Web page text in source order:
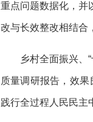
重点问题数据化，并
改与长效整改相结合
乡村全面振兴、
质量调研报告，效
践行全过程人民民主